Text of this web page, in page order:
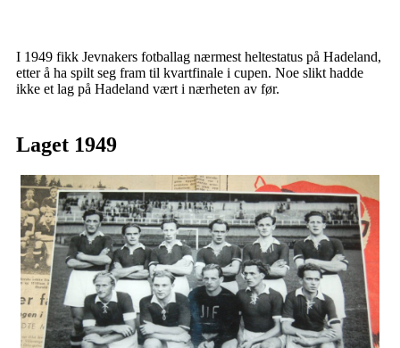
I 1949 fikk Jevnakers fotballag nærmest heltestatus på Hadeland,
etter å ha spilt seg fram til kvartfinale i cupen. Noe slikt hadde
ikke et lag på Hadeland vært i nærheten av før.
Laget 1949